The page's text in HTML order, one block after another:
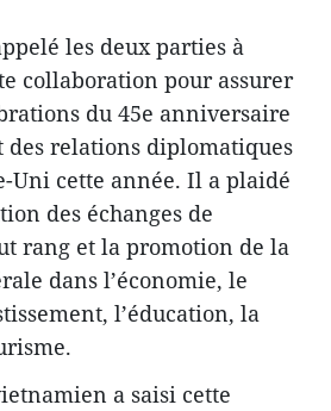
les deux parties à
collaboration pour assurer
du 45e anniversaire
des relations diplomatiques
Uni cette année. Il a plaidé
des échanges de
rang et la promotion de la
dans l’économie, le
l’éducation, la
a saisi cette